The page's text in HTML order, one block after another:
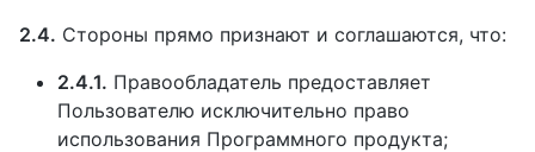
2.4. Стороны прямо признают и соглашаются, что:
2.4.1. Правообладатель предоставляет
Пользователю исключительно право
использования Программного продукта;